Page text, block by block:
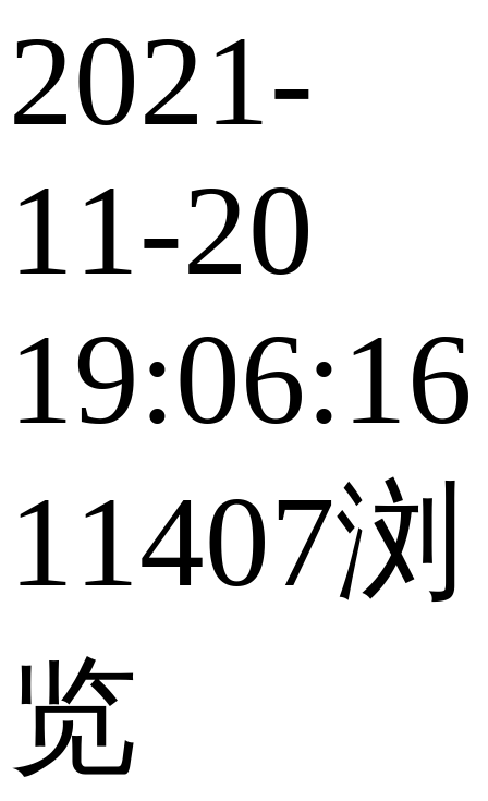
2021-
11-20
19:06:16
11407浏
览